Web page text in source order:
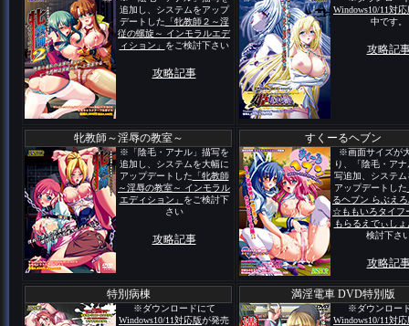
追加し、システムをアップ
デートした 「牝教師２～淫
従の螺旋～ インモラルエデ
ィション」
をご検討下さい
攻略記事
Windows10/11対応
中です。
攻略記
牝教師～淫辱の教室～
※「陰毛・アナル」描写を
追加し、システムを大幅に
アップデートした 「牝教師
～淫辱の教室～ インモラル
エディション」
をご検討下
さい
攻略記事
すくーるヘブン
※画面サイズが
り、「陰毛・ア
写追加、システム
アップデートした
るヘブン らぶえ
☆ももいろタイフ
もらるえでぃしょ
検討下さ
攻略記
特別病棟
※ダウンロードにて
Windows10/11対応版が発売
満淫電車 DVD特別版
※ダウンロー
Windows10/11対応